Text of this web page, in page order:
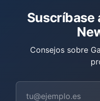
Suscríbase
Consejos sobre